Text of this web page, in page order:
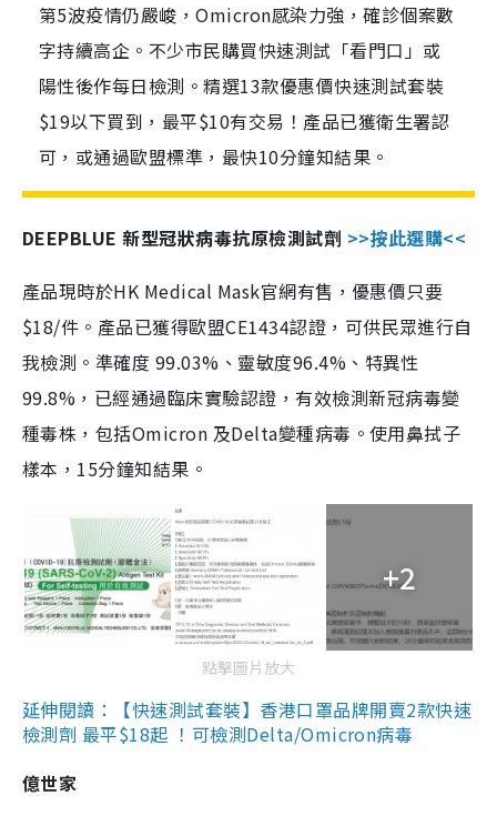
第5波疫情仍嚴峻，Omicron感染力強，確診個案數
字持續高企。不少市民購買快速測試「看門口」或
陽性後作每日檢測。精選13款優惠價快速測試套裝
$19以下買到，最平$10有交易！產品已獲衛生署認
可，或通過歐盟標準，最快10分鐘知結果。
DEEPBLUE 新型冠狀病毒抗原檢測試劑 >>按此選購<<
產品現時於HK Medical Mask官網有售，優惠價只要
$18/件。產品已獲得歐盟CE1434認證，可供民眾進行自
我檢測。準確度 99.03%、靈敏度96.4%、特異性
99.8%，已經通過臨床實驗認證，有效檢測新冠病毒變
種毒株，包括Omicron 及Delta變種病毒。使用鼻拭子
樣本，15分鐘知結果。
+2
點擊圖片放大
延伸閱讀：【快速測試套裝】香港口罩品牌開賣2款快速
檢測劑 最平$18起 ！可檢測Delta/Omicron病毒
億世家